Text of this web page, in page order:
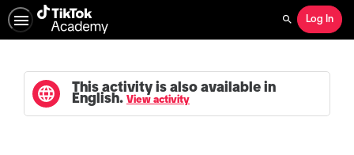
Search
Log In
This activity is also available in
English. View activity